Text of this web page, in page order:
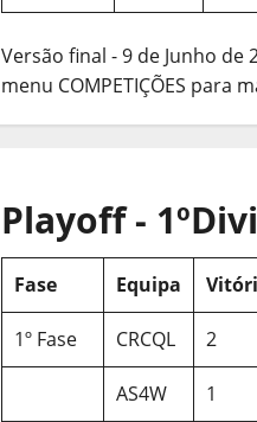
Versão final - 9 de Junho de
menu COMPETIÇÕES para
Playoff -
Fase Equipa
1º Fase CRCQL 2
AS4W 1